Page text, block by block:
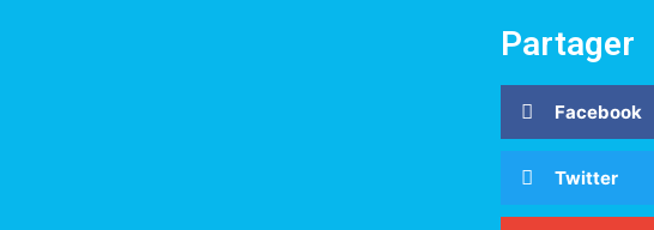
Partager
Facebook
Twitter